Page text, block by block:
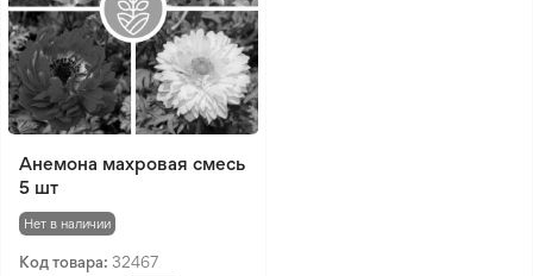
Анемона махровая смесь
5 шт
Нет в наличии
Код товара: 32467